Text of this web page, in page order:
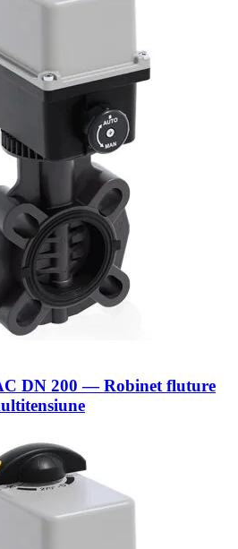
DN 200 — Robinet fluture